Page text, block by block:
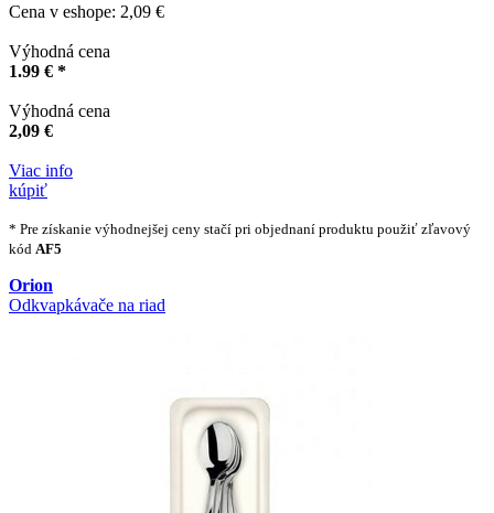
Cena v eshope: 2,09 €
Výhodná cena
1.99 € *
Výhodná cena
2,09 €
Viac info
kúpiť
* Pre získanie výhodnejšej ceny stačí pri objednaní produktu použiť zľavový
kód AF5
Orion
Odkvapkávače na riad